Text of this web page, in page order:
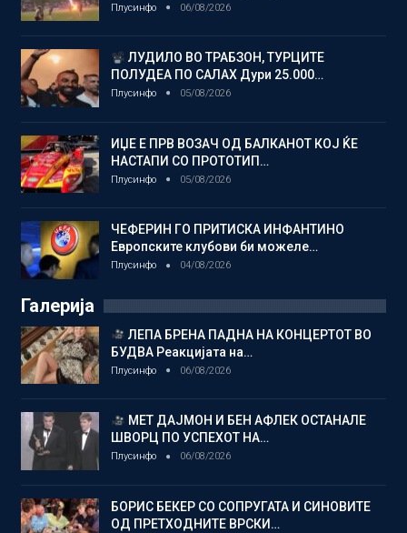
Плусинфо 06/08/2026
ЛУДИЛО ВО ТРАБЗОН, ТУРЦИТЕ
ПОЛУДЕА ПО САЛАХ Дури 25.000…
Плусинфо 05/08/2026
ИЏЕ Е ПРВ ВОЗАЧ ОД БАЛКАНОТ КОЈ ЌЕ
НАСТАПИ СО ПРОТОТИП…
Плусинфо 05/08/2026
ЧЕФЕРИН ГО ПРИТИСКА ИНФАНТИНО
Европските клубови би можеле…
Плусинфо 04/08/2026
Галерија
ЛЕПА БРЕНА ПАДНА НА КОНЦЕРТОТ ВО
БУДВА Реакцијата на…
Плусинфо 06/08/2026
МЕТ ДАЈМОН И БЕН АФЛЕК ОСТАНАЛЕ
ШВОРЦ ПО УСПЕХОТ НА…
Плусинфо 06/08/2026
БОРИС БЕКЕР СО СОПРУГАТА И СИНОВИТЕ
ОД ПРЕТХОДНИТЕ ВРСКИ…